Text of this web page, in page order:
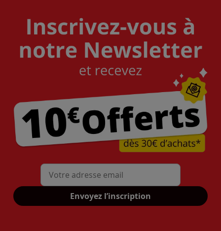
Mon adresse mail
Envoyez l’inscription